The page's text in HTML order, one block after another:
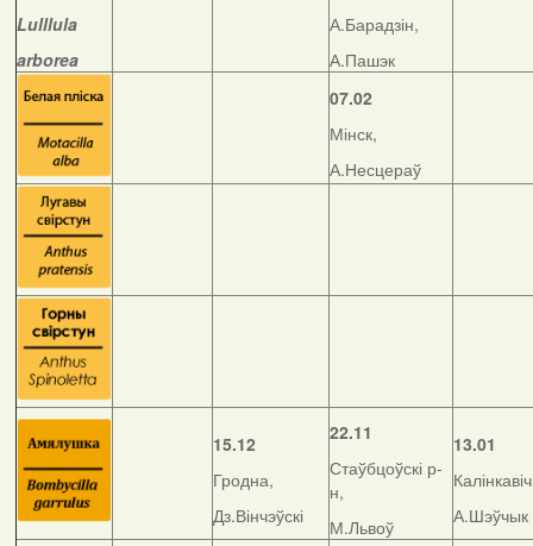
Lulllula
arborea
А.Барадзін,
А.Пашэк
07.02
Мінск,
А.Несцераў
15.12
Гродна,
Дз.Вінчэўскі
22.11
Стаўбцоўскі р-
н,
М.Львоў
13.01
А.Шэўчык